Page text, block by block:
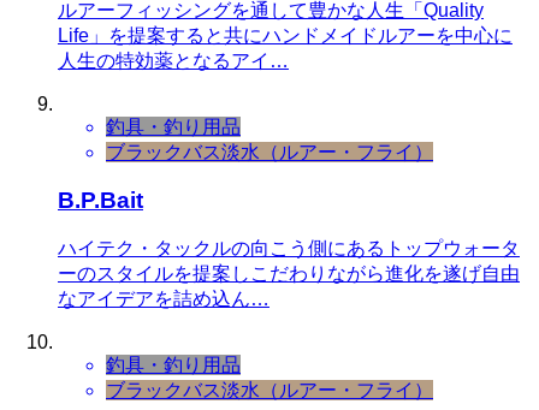
ルアーフィッシングを通して豊かな人生「Quality
Life」を提案すると共にハンドメイドルアーを中心に
人生の特効薬となるアイ…
釣具・釣り用品
ブラックバス淡水（ルアー・フライ）
B.P.Bait
ハイテク・タックルの向こう側にあるトップウォータ
ーのスタイルを提案しこだわりながら進化を遂げ自由
なアイデアを詰め込ん…
釣具・釣り用品
ブラックバス淡水（ルアー・フライ）